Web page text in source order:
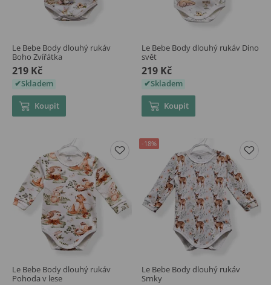
Le Bebe Body dlouhý rukáv
Boho Zvířátka
219 Kč
Skladem
Koupit
Le Bebe Body dlouhý rukáv Dino
svět
219 Kč
Skladem
Koupit
Le Bebe Body dlouhý rukáv
Pohoda v lese
-18%
Le Bebe Body dlouhý rukáv
Srnky